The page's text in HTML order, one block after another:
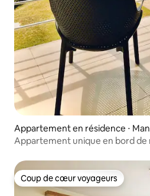
Appartement en résidence ⋅
Appartement unique en bord de
Coup de cœur voyageurs
Coup de cœur voyageurs